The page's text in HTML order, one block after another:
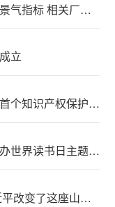
研究机构调低台湾制造业景气指标 相关厂商展望态度审慎
立
江苏警方宣布启用徐州市首个知识产权保护服务前哨
中国驻阿拉木图总领馆举办世界读书日主题活动
【讲习所·人民之心】习近平改变了这座山村的命运